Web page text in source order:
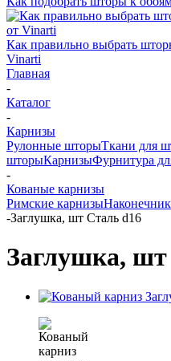
Как правильно выбрать
Vinarti
Главная
-
Каталог
-
Карнизы
Рулонные шторыТкани для
шторыКарнизыФурнитура
-
Кованые карнизы
Римские карнизы
-Заглушка, шт Сталь d16
Заглушка,